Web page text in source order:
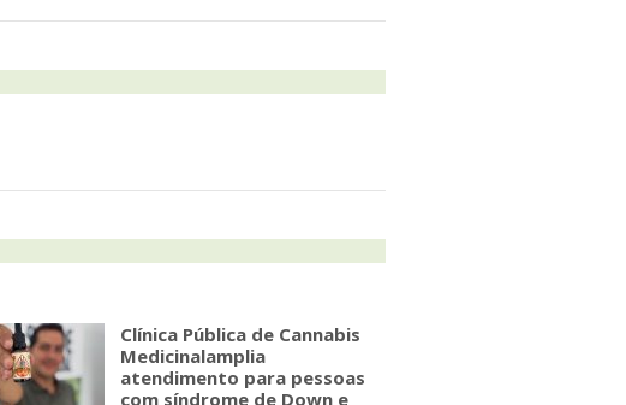
Clínica Pública de Cannabis
Medicinalamplia
atendimento para pessoas
com síndrome de Down e